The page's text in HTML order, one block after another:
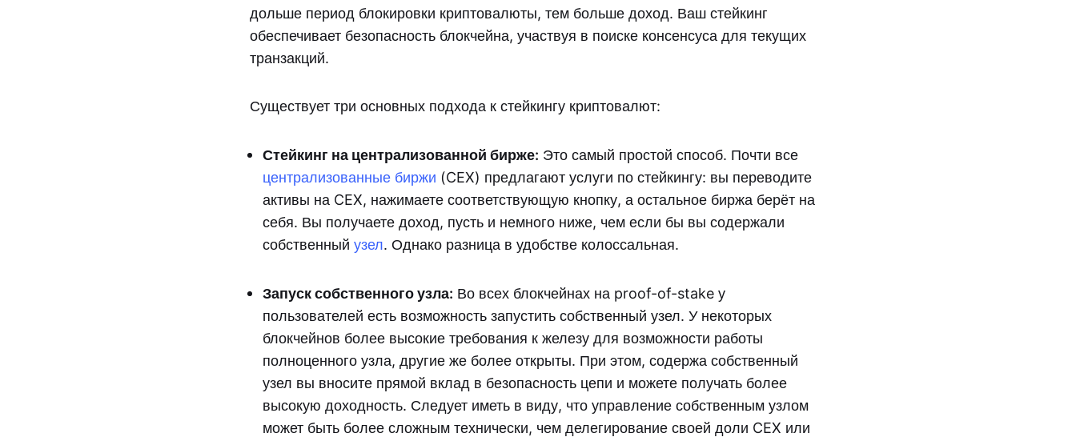
дольше период блокировки криптовалюты, тем больше доход. Ваш стейкинг
обеспечивает безопасность блокчейна, участвуя в поиске консенсуса для текущих
транзакций.
Существует три основных подхода к стейкингу криптовалют:
Стейкинг на централизованной бирже: Это самый простой способ. Почти все
централизованные биржи (CEX) предлагают услуги по стейкингу: вы переводите
активы на CEX, нажимаете соответствующую кнопку, а остальное биржа берёт на
себя. Вы получаете доход, пусть и немного ниже, чем если бы вы содержали
собственный узел. Однако разница в удобстве колоссальная.
Запуск собственного узла: Во всех блокчейнах на proof-of-stake у
пользователей есть возможность запустить собственный узел. У некоторых
блокчейнов более высокие требования к железу для возможности работы
полноценного узла, другие же более открыты. При этом, содержа собственный
узел вы вносите прямой вклад в безопасность цепи и можете получать более
высокую доходность. Следует иметь в виду, что управление собственным узлом
может быть более сложным технически, чем делегирование своей доли CEX или